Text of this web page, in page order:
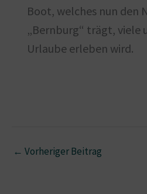
Boot, welches nun den
„Bernburg“ trägt, viele
Urlaube erleben wird.
← Vorheriger Beitrag